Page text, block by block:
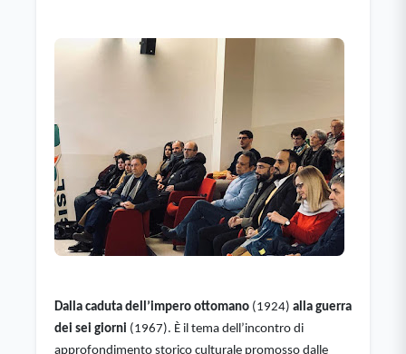
Dalla caduta dell’impero ottomano (1924) alla guerra
dei sei giorni (1967). È il tema dell’incontro di
approfondimento storico culturale promosso dalle